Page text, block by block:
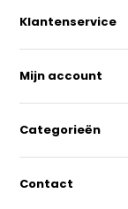
Klantenservice
Mijn account
Categorieën
Contact